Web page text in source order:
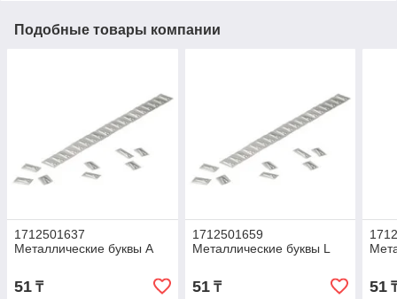
Подобные товары компании
1712501637
Металлические буквы А
51 ₸
1712501659
Металлические буквы L
51₸ 51